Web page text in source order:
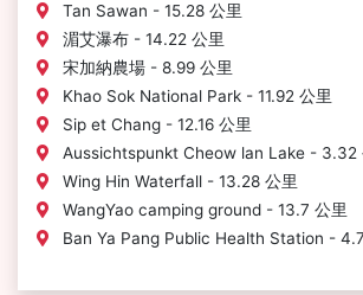
Tan Sawan - 15.28 公里
湄艾瀑布 - 14.22 公里
宋加納農場 - 8.99 公里
Khao Sok National Park - 11.92 公里
Sip et Chang - 12.16 公里
Aussichtspunkt Cheow lan Lake - 3.32
Wing Hin Waterfall - 13.28 公里
WangYao camping ground - 13.7 公里
Ban Ya Pang Public Health Station -